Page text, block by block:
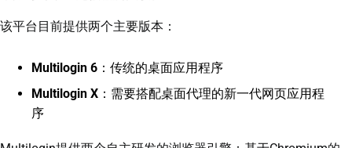
该平台目前提供两个主要版本：
Multilogin 6 ：传统的桌面应用程序
Multilogin X ：需要搭配桌面代理的新一代网页应用程
序